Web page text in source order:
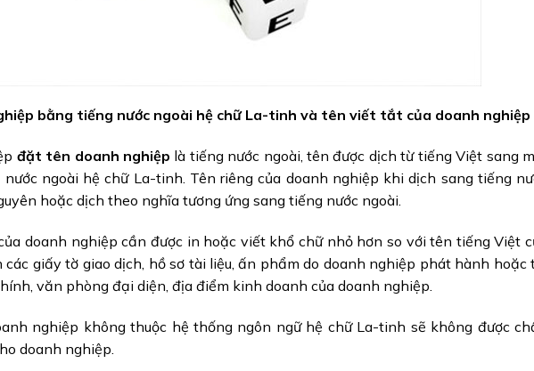
bằng tiếng nước ngoài hệ chữ La-tinh và tên viết tắt của doanh nghiệp
đặt tên doanh nghiệp là tiếng nước ngoài, tên được dịch từ tiếng Việt sang
ngoài hệ chữ La-tinh. Tên riêng của doanh nghiệp khi dịch sang tiếng
hoặc dịch theo nghĩa tương ứng sang tiếng nước ngoài.
doanh nghiệp cần được in hoặc viết khổ chữ nhỏ hơn so với tên tiếng Việt
giấy tờ giao dịch, hồ sơ tài liệu, ấn phẩm do doanh nghiệp phát hành hoặc
văn phòng đại diện, địa điểm kinh doanh của doanh nghiệp.
nghiệp không thuộc hệ thống ngôn ngữ hệ chữ La-tinh sẽ không được
doanh nghiệp.